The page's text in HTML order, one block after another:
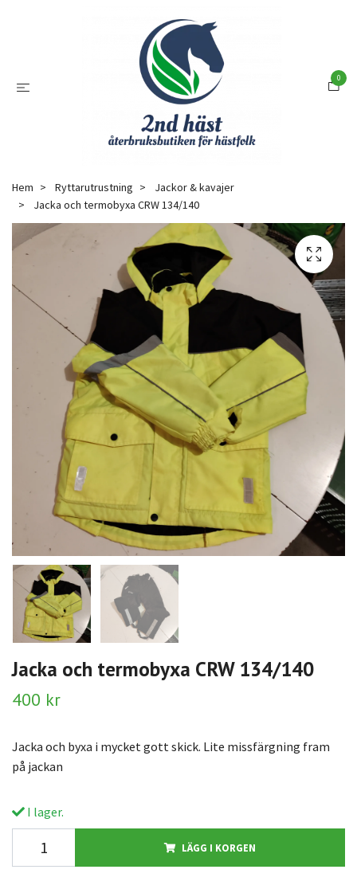
0
Hem Ryttarutrustning
Jackor & kavajer
Jacka och termobyxa CRW 134/140
Jacka och termobyxa CRW 134/140
400 kr
Jacka och byxa i mycket gott skick. Lite missfärgning fram
på jackan
I lager.
LÄGG I KORGEN